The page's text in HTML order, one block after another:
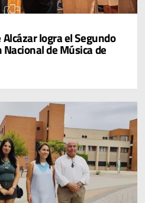
logra el Segundo
de Música de